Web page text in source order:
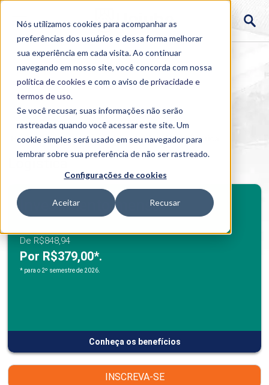
Nós utilizamos cookies para acompanhar as
preferências dos usuários e dessa forma melhorar
sua experiência em cada visita. Ao continuar
navegando em nosso site, você concorda com nossa
política de cookies e com o aviso deprivacidade e
termos de uso.
Se você recusar, suas informações não serão
rastreadas quando você acessar este site. Um
cookie simples será usado em seu navegador para
lembrar sobre sua preferência de não ser rastreado.
Configurações de cookies
Aceitar Recusar
Home > Cursos > Presencial > Graduação >Logística
Investimento mensal
De R$848,94
Por R$379,00*.
* para o 2º semestre de 2026.
Conheça os benefícios
BENEFÍCIOS
Benefícios Graduação
INSCREVA-SE